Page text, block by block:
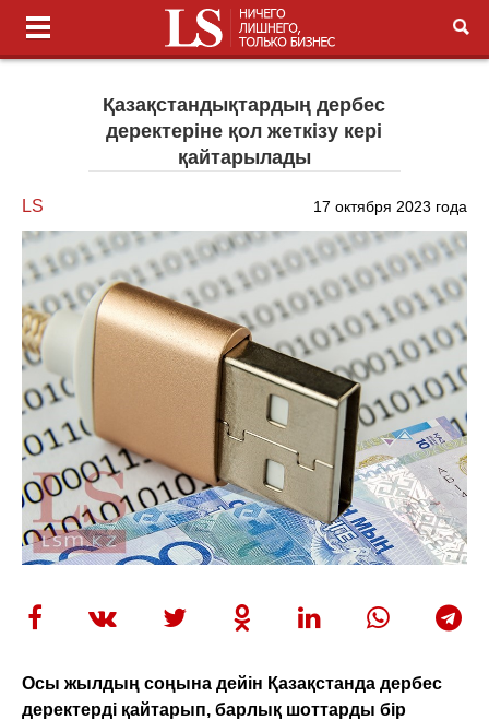
Қазақстандықтардың дербес
деректеріне қол жеткізу кері
қайтарылады
LS 17 октября 2023 года
Осы жылдың соңына дейін Қазақстанда дербес
деректерді қайтарып, барлық шоттарды бір